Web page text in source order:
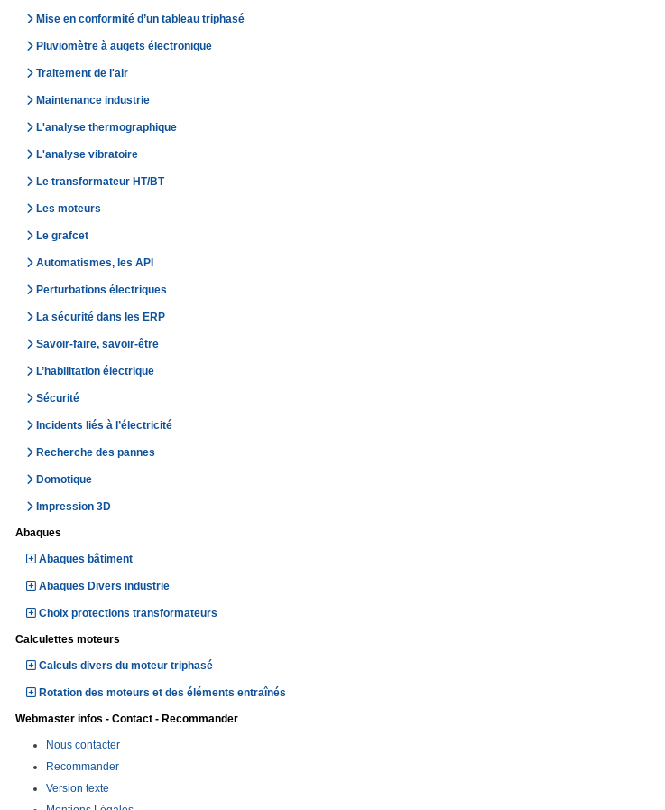
Mise en conformité d’un tableau triphasé
Pluviomètre à augets électronique
Traitement de l'air
Maintenance industrie
L'analyse thermographique
L'analyse vibratoire
Le transformateur HT/BT
Les moteurs
Le grafcet
Automatismes, les API
Perturbations électriques
La sécurité dans les ERP
Savoir-faire, savoir-être
L’habilitation électrique
Sécurité
Incidents liés à l’électricité
Recherche des pannes
Domotique
Impression 3D
Abaques
Abaques bâtiment
Abaques Divers industrie
Choix protections transformateurs
Calculettes moteurs
Calculs divers du moteur triphasé
Rotation des moteurs et des éléments entraînés
Webmaster infos - Contact - Recommander
Nous contacter
Recommander
Version texte